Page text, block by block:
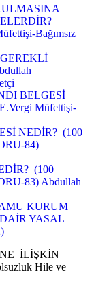
Bağımsız
BELGESİ
Müfettişi-
NEDİR? (100
84) –
(100
83) Abdullah
KURUM
YASAL
İLİŞKİN
Hile ve